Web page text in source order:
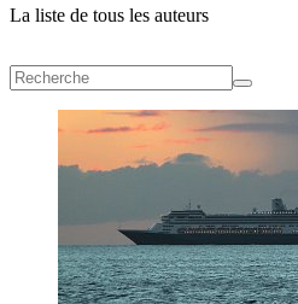
La liste de tous les auteurs